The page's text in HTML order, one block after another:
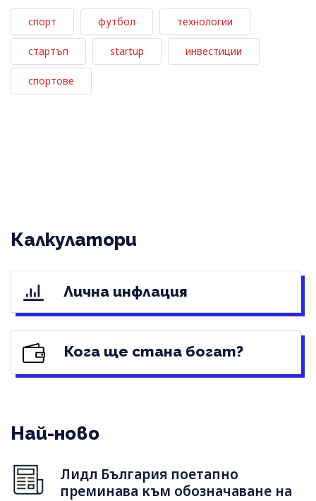
спорт футбол технологии
стартъп startup инвестиции
спортове
Калкулатори
Лична инфлация
Кога ще стана богат?
Най-ново
Лидл България поетапно
преминава към обозначаване на